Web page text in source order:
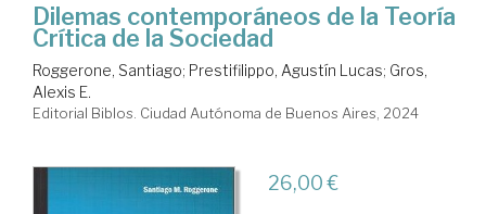
Dilemas contemporáneos de la Teoría
Crítica de la Sociedad
Roggerone, Santiago; Prestifilippo, Agustín Lucas; Gros,
Alexis E.
Editorial Biblos. Ciudad Autónoma de Buenos Aires, 2024
26,00 €